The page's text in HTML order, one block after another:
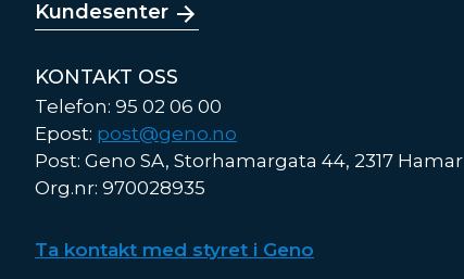
Kundesenter
KONTAKT OSS
Telefon: 95 02 06 00
Epost: post@geno.no
Post: Geno SA, Storhamargata 44, 2317 Hamar
Org.nr: 970028935
Ta kontakt med styret i Geno